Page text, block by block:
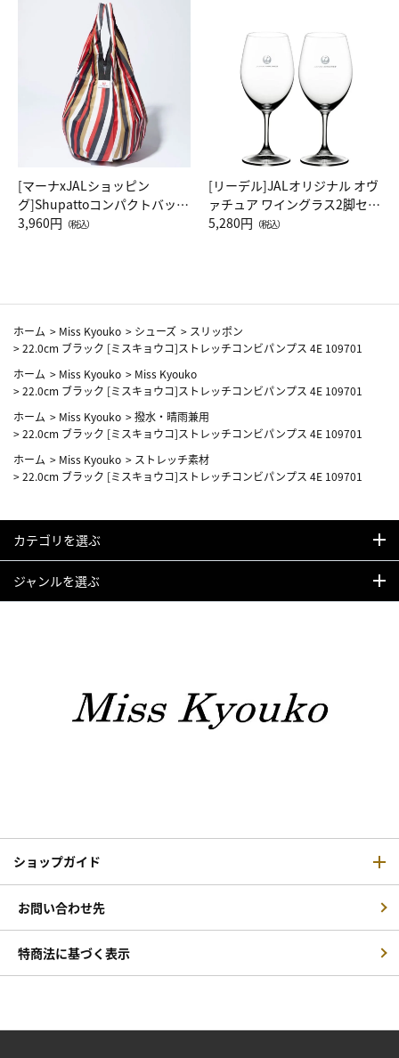
[マーナxJALショッピン
グ]Shupattoコンパクトバッグ
Drop JAL客室乗務員（LC）ス
3,960円 （税込）
[リーデル]JALオリジナル オヴ
ァチュア ワイングラス2脚セッ
ト（レッドワイン）
5,280円 （税込）
ホーム > Miss Kyouko > シューズ > スリッポン
>22.0cm ブラック [ミスキョウコ]ストレッチコンビパンプス 4E 109701
ホーム > Miss Kyouko > Miss Kyouko
>22.0cm ブラック [ミスキョウコ]ストレッチコンビパンプス 4E 109701
ホーム > Miss Kyouko >撥水・晴雨兼用
>22.0cm ブラック [ミスキョウコ]ストレッチコンビパンプス 4E 109701
ホーム > Miss Kyouko > ストレッチ素材
>22.0cm ブラック [ミスキョウコ]ストレッチコンビパンプス 4E 109701
カテゴリを選ぶ
ジャンルを選ぶ
ショップガイド
お問い合わせ先
特商法に基づく表示